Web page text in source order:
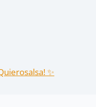
✨